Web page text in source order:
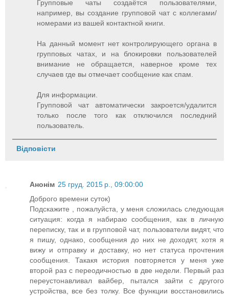
Групповые чаты создаётся пользователями,
например, вы создание групповой чат с коллегами/
номерами из вашей контактной книги.
На данный момент нет контролирующего органа в
групповых чатах, и на блокировки пользователей
внимание не обращается, наверное кроме тех
случаев где вы отмечает сообщение как спам.
Для информации.
Групповой чат автоматически закроется/удалится
только после того как отключился последний
пользователь.
Відповісти
Анонім 25 груд. 2015 р., 09:00:00
Доброго времени суток)
Подскажите , пожалуйста, у меня сложилась следующая
ситуация: когда я набираю сообщения, как в личную
переписку, так и в групповой чат, пользователи видят, что
я пишу, однако, сообщения до них не доходят, хотя я
вижу и отправку и доставку, но нет статуса прочтения
сообщения. Такакя история повторяется у меня уже
второй раз с переодичностью в две недели. Первый раз
переустонавливал вайбер, пытался зайти с другого
устройства, все без толку. Все функции восстановились